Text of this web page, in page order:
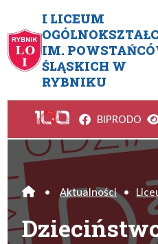
I LICEUM
IM.
ŚLĄSKICH W
RYBNIKU
Dzieciństwo
Facebook
BIPRODO
Home
• Aktualności •